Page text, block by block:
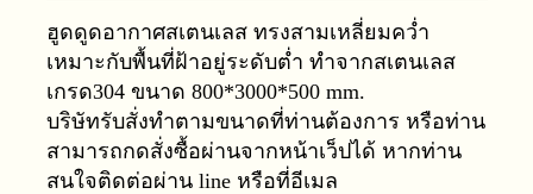
ฮูดดูดอากาศสเตนเลส ทรงสามเหลี่ยมคว่ำ
เหมาะกับพื้นที่ฝ้าอยู่ระดับต่ำ ทำจากสเตนเลส
เกรด304 ขนาด 800*3000*500 mm.
บริษัทรับสั่งทำตามขนาดที่ท่านต้องการ หรือท่าน
สามารถกดสั่งซื้อผ่านจากหน้าเว็ปได้ หากท่าน
สนใจติดต่อผ่าน line หรือที่อีเมล